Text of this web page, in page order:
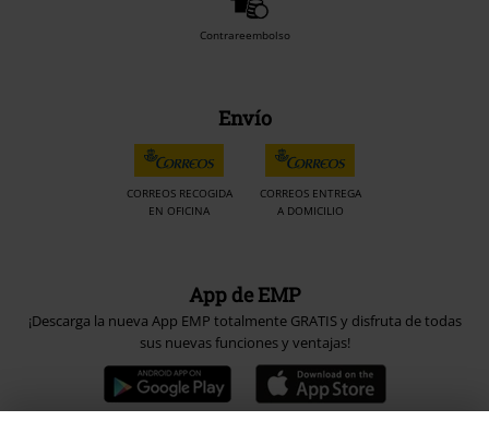
Contrareembolso
Envío
CORREOS RECOGIDA
EN OFICINA
CORREOS ENTREGA
A DOMICILIO
App de EMP
¡Descarga la nueva App EMP totalmente GRATIS y disfruta de todas
sus nuevas funciones y ventajas!